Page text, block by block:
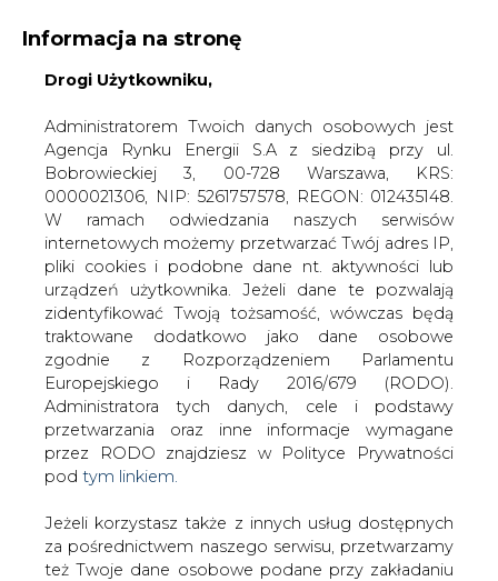
KONTAKT:
WYDAWCA PORTALU:
WYSOKI KONTRAST WIELKOŚĆ TEKSTU A A
ZALOGUJ SIĘ
WŁĄCZ CIRE.TV
Informacja na stronę
Drogi Użytkowniku,
Administratorem Twoich danych osobowych jest
Agencja Rynku Energii S.A z siedzibą przy ul.
Bobrowieckiej 3, 00-728 Warszawa, KRS:
0000021306, NIP: 5261757578, REGON: 012435148.
W ramach odwiedzania naszych serwisów
internetowych możemy przetwarzać Twój adres IP,
pliki cookies i podobne dane nt. aktywności lub
urządzeń użytkownika. Jeżeli dane te pozwalają
zidentyfikować Twoją tożsamość, wówczas będą
traktowane dodatkowo jako dane osobowe
zgodnie z Rozporządzeniem Parlamentu
Europejskiego i Rady 2016/679 (RODO).
Administratora tych danych, cele i podstawy
przetwarzania oraz inne informacje wymagane
przez RODO znajdziesz w Polityce Prywatności
pod tym linkiem.
Jeżeli korzystasz także z innych usług dostępnych
za pośrednictwem naszego serwisu, przetwarzamy
też Twoje dane osobowe podane przy zakładaniu